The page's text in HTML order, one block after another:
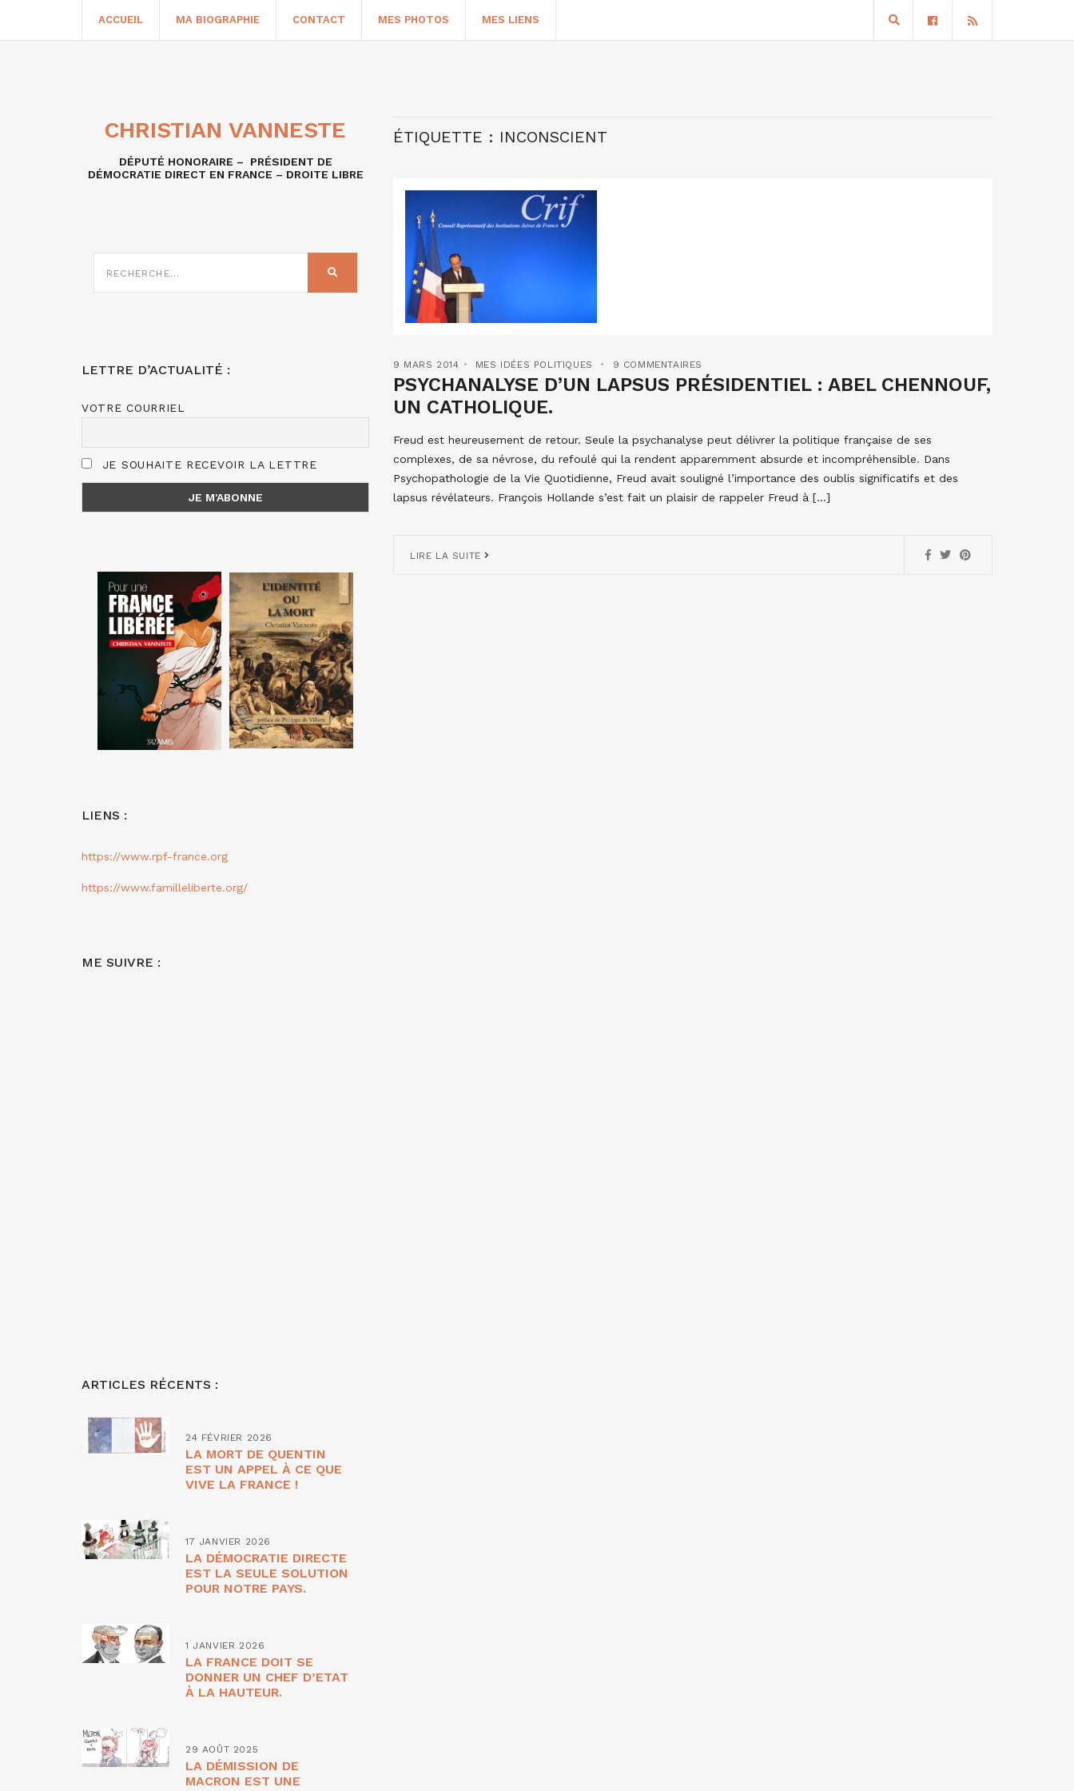
ACCUEIL MA BIOGRAPHIE CONTACT MES PHOTOS MES LIENS
ÉTIQUETTE : INCONSCIENT
9 MARS 2014 MES IDÉES POLITIQUES 9 COMMENTAIRES
PSYCHANALYSE D’UN LAPSUS PRÉSIDENTIEL : ABEL CHENNOUF,
UN CATHOLIQUE.
Freud est heureusement de retour. Seule la psychanalyse peut délivrer la politique française de ses
complexes, de sa névrose, du refoulé qui la rendent apparemment absurde et incompréhensible. Dans
Psychopathologie de la Vie Quotidienne, Freud avait souligné l’importance des oublis significatifs et des
lapsus révélateurs. François Hollande s’est fait un plaisir de rappeler Freud à […]
LIRE LA SUITE
CHRISTIAN VANNESTE
DÉPUTÉ HONORAIRE – PRÉSIDENT DE
DÉMOCRATIE DIRECT EN FRANCE – DROITE LIBRE
SUR
LETTRE D’ACTUALITÉ :
VOTRE COURRIEL
JE SOUHAITE RECEVOIR LA LETTRE
LIENS :
https://www.rpf-france.org
https://www.familleliberte.org/
ME SUIVRE :
ARTICLES RÉCENTS :
24 FÉVRIER 2026
LA MORT DE QUENTIN
EST UN APPEL À CE QUE
VIVE LA FRANCE !
17 JANVIER 2026
LA DÉMOCRATIE DIRECTE
EST LA SEULE SOLUTION
POUR NOTRE PAYS.
1 JANVIER 2026
LA FRANCE DOIT SE
DONNER UN CHEF D’ETAT
À LA HAUTEUR.
29 AOÛT 2025
LA DÉMISSION DE
MACRON EST UNE